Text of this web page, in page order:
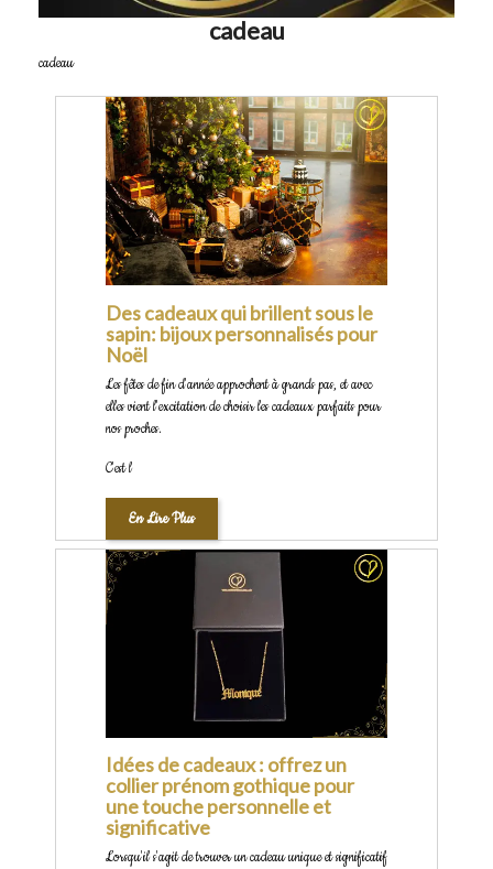
cadeau
cadeau
Des cadeaux qui brillent sous le
sapin: bijoux personnalisés pour
Noël
Les fêtes de fin d'année approchent à grands pas, et avec
elles vient l'excitation de choisir les cadeaux parfaits pour
nos proches.
C'est l
En Lire Plus
Idées de cadeaux : offrez un
collier prénom gothique pour
une touche personnelle et
significative
Lorsqu'il s'agit de trouver un cadeau unique et significatif